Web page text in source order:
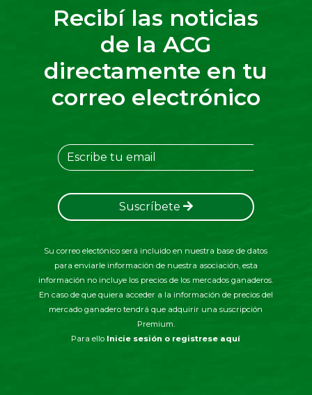
Recibí las noticias
de la ACG
directamente en tu
correo electrónico
Suscríbete
Su correo electónico será incluido en nuestra base de datos
para enviarle información de nuestra asociación, esta
información no incluye los precios de los mercados ganaderos.
En caso de que quiera acceder a la información de precios del
mercado ganadero tendrá que adquirir una suscripción
Premium.
Para ello Inicie sesión o registrese aquí